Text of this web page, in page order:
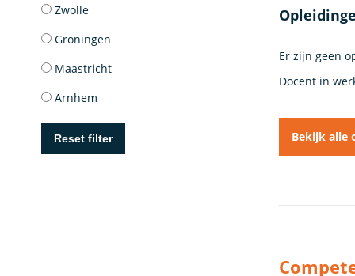
Zwolle
Groningen
Maastricht
Arnhem
Reset filter
Er zijn geen
Docent in
Bekijk alle